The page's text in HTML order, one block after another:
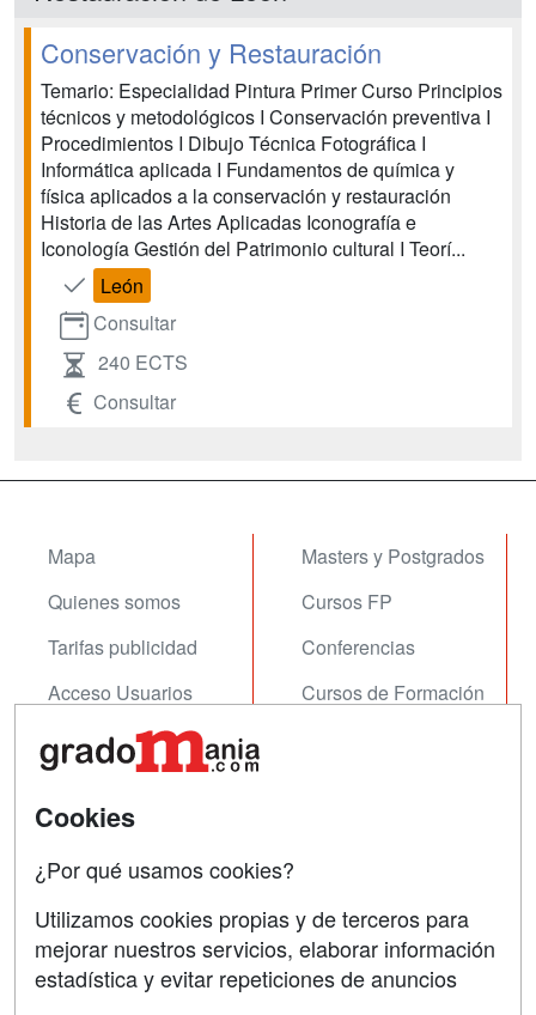
Conservación y Restauración
Temario: Especialidad Pintura Primer Curso Principios
técnicos y metodológicos I Conservación preventiva I
Procedimientos I Dibujo Técnica Fotográfica I
Informática aplicada I Fundamentos de química y
física aplicados a la conservación y restauración
Historia de las Artes Aplicadas Iconografía e
Iconología Gestión del Patrimonio cultural I Teorí...
León
Consultar
240 ECTS
Consultar
Mapa
Quienes somos
Tarifas publicidad
Acceso Usuarios
Acceso Centros
Masters y Postgrados
Cursos FP
Conferencias
Cursos de Formación
Contactar
Copyleft
Cookies
¿Por qué usamos cookies?
Utilizamos cookies propias y de terceros para
mejorar nuestros servicios, elaborar información
estadística y evitar repeticiones de anuncios